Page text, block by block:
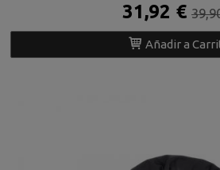
31,92 €
Añadir a